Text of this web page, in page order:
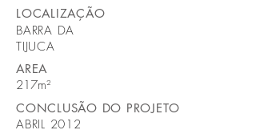
LOCALIZAÇÃO
BARRA DA
TIJUCA
AREA
217m²
CONCLUSÃO DO PROJETO
ABRIL 2012